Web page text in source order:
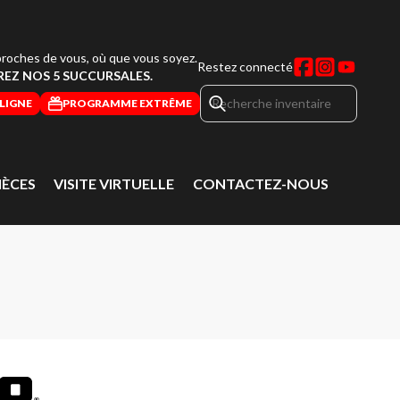
de vous, où que vous soyez.
NOS 5 SUCCURSALES.
Restez connecté
PROGRAMME EXTRÊME
VISITE VIRTUELLE CONTACTEZ-NOUS